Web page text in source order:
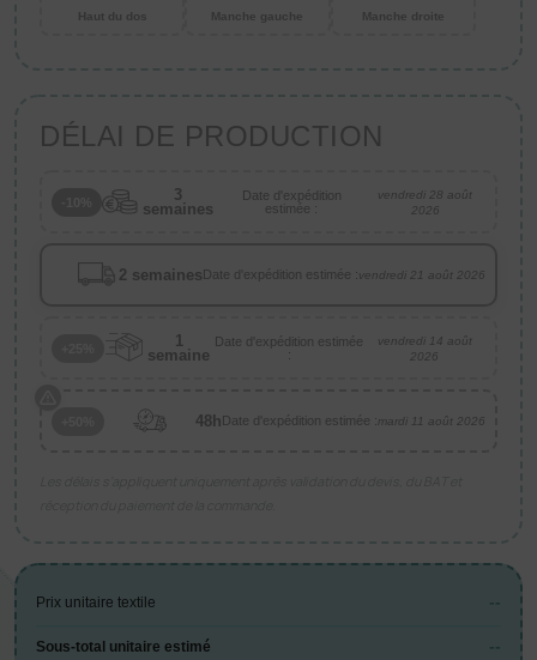
Haut du dos Manche gauche Manche droite
DÉLAI DE PRODUCTION
3
semaines
Date d'expédition
estimée :
vendredi 28 août
2026
2 semaines Date d'expédition estimée :vendredi 21 août 2026
1
semaine
Date d'expédition estimée
:
vendredi 14 août
2026
48h Date d'expédition estimée :mardi 11 août 2026
Prix unitaire textile --
Sous-total unitaire estimé --